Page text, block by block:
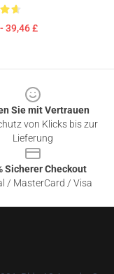
39,46 £
Sie mit Vertrauen
von Klicks bis zur
Lieferung
Sicherer Checkout
/ MasterCard / Visa